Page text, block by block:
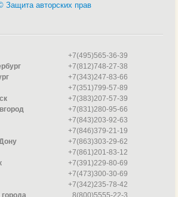
Защита авторских прав
+7(495)565-36-39
+7(812)748-27-38
+7(343)247-83-66
+7(351)799-57-89
+7(383)207-57-39
+7(831)280-95-66
+7(843)203-92-63
+7(846)379-21-19
+7(863)303-29-62
+7(861)201-83-12
+7(391)229-80-69
+7(473)300-30-69
+7(342)235-78-42
8(800)5555-22-3